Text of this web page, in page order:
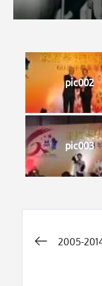
pic002
pic003
Post
2005-